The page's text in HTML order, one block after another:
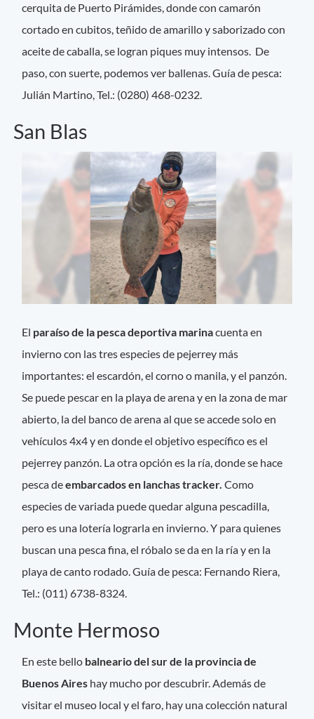
cerquita de Puerto Pirámides, donde con camarón
cortado en cubitos, teñido de amarillo y saborizado con
aceite de caballa, se logran piques muy intensos. De
paso, con suerte, podemos ver ballenas. Guía de pesca:
Julián Martino, Tel.: (0280) 468-0232.
San Blas
El paraíso de la pesca deportiva marinacuenta en
invierno con las tres especies de pejerrey más
importantes: el escardón, el corno o manila, y el panzón.
Se puede pescar en la playa de arena y en la zona de mar
abierto, la del banco de arena al que se accede solo en
vehículos 4x4 y en donde el objetivo específico es el
pejerrey panzón. La otra opción es la ría, donde se hace
pesca deembarcados en lanchas tracker. Como
especies de variada puede quedar alguna pescadilla,
pero es una lotería lograrla en invierno. Y para quienes
buscan una pesca fina, el róbalo se da en la ría y en la
playa de canto rodado. Guía de pesca: Fernando Riera,
Tel.: (011) 6738-8324.
Monte Hermoso
En este bello balneario del sur de la provincia de
Buenos Aires hay mucho por descubrir. Además de
visitar el museo local y el faro, hay una colección natural